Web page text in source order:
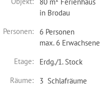
in Brodau
Personen:
6 Personen
max. 6 Erwachsene
Etage:
Erdg./1. Stock
Räume:
3 Schlafräume